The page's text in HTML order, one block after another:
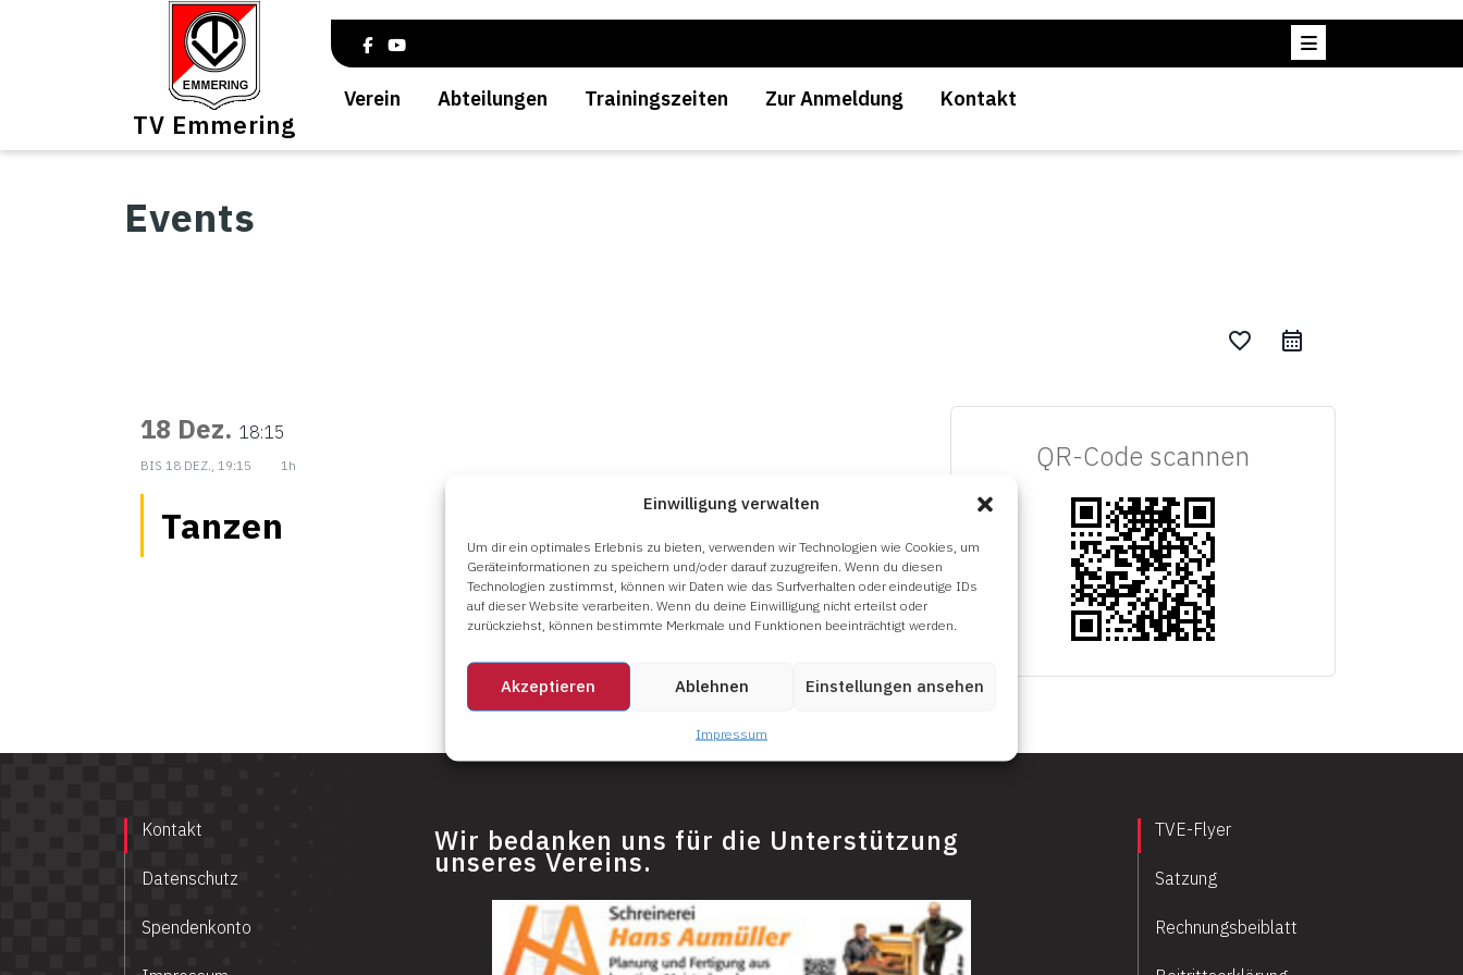
Einwilligung verwalten
Um dir ein optimales Erlebnis zu bieten, verwenden wir Technologien wie Cookies, um
Geräteinformationen zu speichern und/oder darauf zuzugreifen. Wenn du diesen
Technologien zustimmst, können wir Daten wie das Surfverhalten oder eindeutige IDs
auf dieser Website verarbeiten. Wenn du deine Einwilligung nicht erteilst oder
zurückziehst, können bestimmte Merkmale und Funktionen beeinträchtigt werden.
Akzeptieren Ablehnen Einstellungen ansehen
Impressum
TV Emmering
Verein Abteilungen Trainingszeiten Zur Anmeldung Kontakt
Events
favorite_border
18 Dez. 18:15
BIS 18 DEZ., 19:15 1h
Tanzen
QR-Code scannen
Kontakt
Datenschutz
Spendenkonto
Wir bedanken uns für die Unterstützung
unseres Vereins.
TVE-Flyer
Satzung
Rechnungsbeiblatt